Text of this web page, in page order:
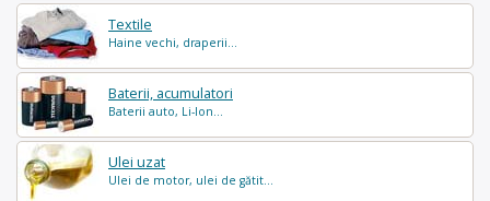
Textile
Haine vechi, draperii...
Baterii, acumulatori
Baterii auto, Li-Ion...
Ulei uzat
Ulei de motor, ulei de gătit...